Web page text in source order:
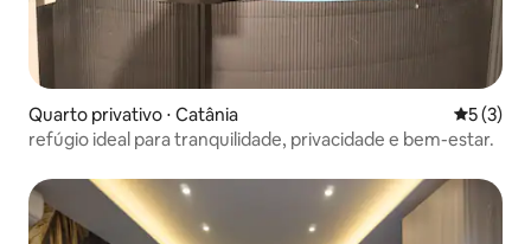
Quarto privativo ⋅ Catânia 5 de
5 (3)
refúgio ideal para tranquilidade, privacidade e bem-estar.